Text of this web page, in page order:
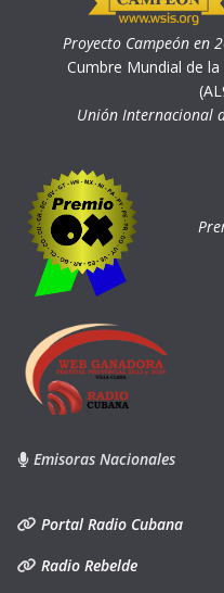
Proyecto Campeón en
Cumbre Mundial de
Unión Internacional
Emisoras Nacionales
Portal Radio Cubana
Radio Rebelde